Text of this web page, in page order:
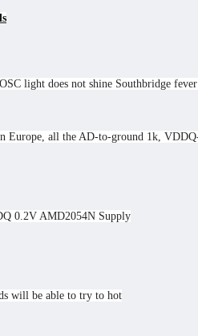
light does not shine Southbridge
Europe, all the AD-to-ground 1k,
0.2V AMD2054N Supply
will be able to try to hot